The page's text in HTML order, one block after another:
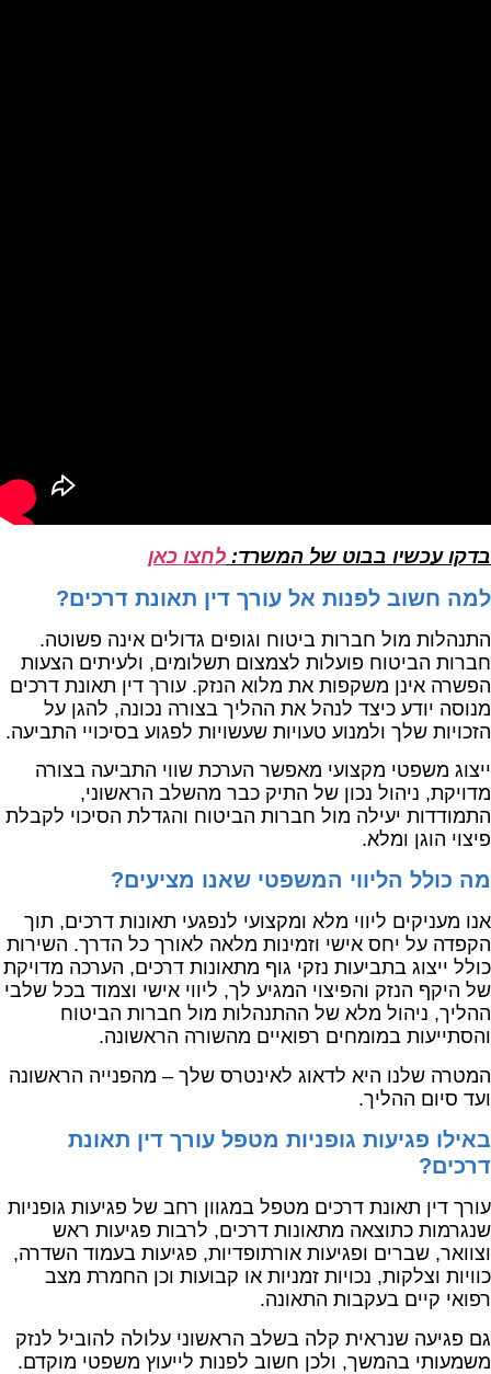
בדקו עכשיו בבוט של המשרד: לחצו כאן
למה חשוב לפנות אל עורך דין תאונת דרכים?
התנהלות מול חברות ביטוח וגופים גדולים אינה פשוטה.
חברות הביטוח פועלות לצמצום תשלומים, ולעיתים הצעות
הפשרה אינן משקפות את מלוא הנזק. עורך דין תאונת דרכים
מנוסה יודע כיצד לנהל את ההליך בצורה נכונה, להגן על
הזכויות שלך ולמנוע טעויות שעשויות לפגוע בסיכויי התביעה.
ייצוג משפטי מקצועי מאפשר הערכת שווי התביעה בצורה
מדויקת, ניהול נכון של התיק כבר מהשלב הראשוני,
התמודדות יעילה מול חברות הביטוח והגדלת הסיכוי לקבלת
פיצוי הוגן ומלא.
מה כולל הליווי המשפטי שאנו מציעים?
אנו מעניקים ליווי מלא ומקצועי לנפגעי תאונות דרכים, תוך
הקפדה על יחס אישי וזמינות מלאה לאורך כל הדרך. השירות
כולל ייצוג בתביעות נזקי גוף מתאונות דרכים, הערכה מדויקת
של היקף הנזק והפיצוי המגיע לך, ליווי אישי וצמוד בכל שלבי
ההליך, ניהול מלא של ההתנהלות מול חברות הביטוח
והסתייעות במומחים רפואיים מהשורה הראשונה.
המטרה שלנו היא לדאוג לאינטרס שלך – מהפנייה הראשונה
ועד סיום ההליך.
באילו פגיעות גופניות מטפל עורך דין תאונת
דרכים?
עורך דין תאונת דרכים מטפל במגוון רחב של פגיעות גופניות
שנגרמות כתוצאה מתאונות דרכים, לרבות פגיעות ראש
וצוואר, שברים ופגיעות אורתופדיות, פגיעות בעמוד השדרה,
כוויות וצלקות, נכויות זמניות או קבועות וכן החמרת מצב
רפואי קיים בעקבות התאונה.
גם פגיעה שנראית קלה בשלב הראשוני עלולה להוביל לנזק
משמעותי בהמשך, ולכן חשוב לפנות לייעוץ משפטי מוקדם.